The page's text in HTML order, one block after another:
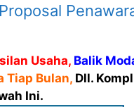
Usaha, Balik
Tiap Bulan, Dll.
Ini.